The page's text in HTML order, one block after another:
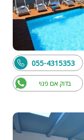
בדוק אם פנוי
055-4315353